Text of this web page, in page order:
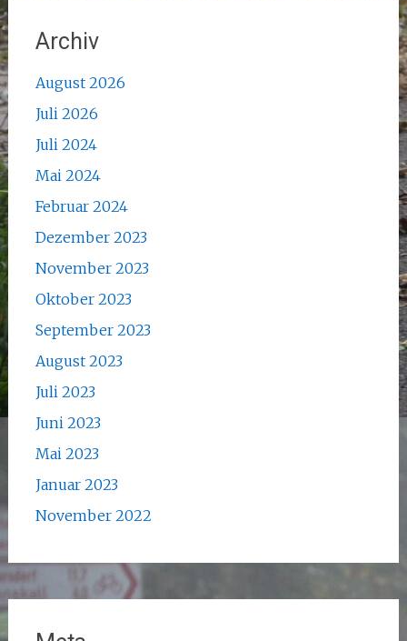
Archiv
August 2026
Juli 2026
Juli 2024
Mai 2024
Februar 2024
Dezember 2023
November 2023
Oktober 2023
September 2023
August 2023
Juli 2023
Juni 2023
Mai 2023
Januar 2023
November 2022